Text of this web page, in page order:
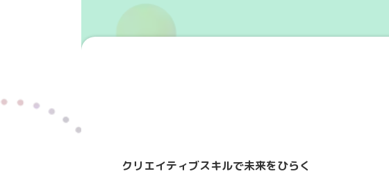
クリエイティブスキルで未来をひらく